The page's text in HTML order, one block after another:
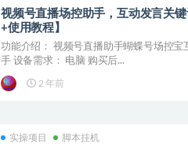
视频号直播场控助手，互动发言关
+使用教程】
功能介绍： 视频号直播助手蝴蝶号场控
手 设备需求： 电脑 购买后...
2 年前
实操项目 脚本挂机